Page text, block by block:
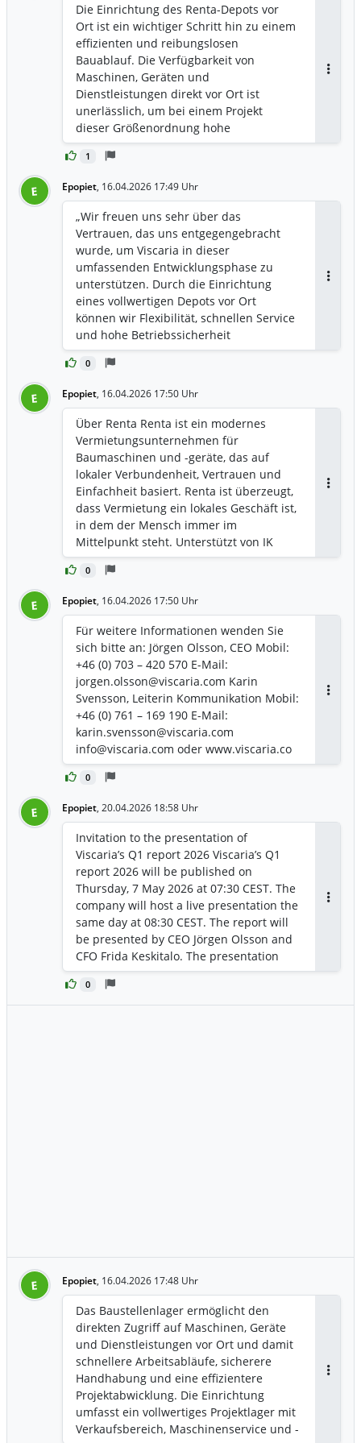
1
Die Einrichtung des Renta-Depots vor
Ort ist ein wichtiger Schritt hin zu einem
effizienten und reibungslosen
Bauablauf. Die Verfügbarkeit von
Maschinen, Geräten und
Dienstleistungen direkt vor Ort ist
unerlässlich, um bei einem Projekt
dieser Größenordnung hohe
Qualitätsstandards und ausreichende
Zeitpuffer zu gewährleisten. „Wir freuen
Zusammenarbeit“, so Fredrik Rova,
Projektleiter für Baustellenservices bei
Viscaria.
E Epopiet, 16.04.2026 17:49 Uhr
0
„Wir freuen uns sehr über das
Vertrauen, das uns entgegengebracht
wurde, um Viscaria in dieser
umfassenden Entwicklungsphase zu
unterstützen. Durch die Einrichtung
eines vollwertigen Depots vor Ort
können wir Flexibilität, schnellen Service
und hohe Betriebssicherheit
gewährleisten – allesamt
Voraussetzungen für einen
Projektablauf“, so Andreas Rosenius, Key
Account Manager Industry & Projects bei
Renta Equipment Rental.
E Epopiet, 16.04.2026 17:50 Uhr
0
Über Renta Renta ist ein modernes
Vermietungsunternehmen für
Baumaschinen und -geräte, das auf
lokaler Verbundenheit, Vertrauen und
Einfachheit basiert. Renta ist überzeugt,
dass Vermietung ein lokales Geschäft ist,
in dem der Mensch immer im
Mittelpunkt steht. Unterstützt von IK
Partners, ist Renta ein schwedisches
Full-Service-Unternehmen für die
mit dem Ziel, die Branche im gesamten
Ostseeraum zu modernisieren.
E Epopiet, 16.04.2026 17:50 Uhr
0
Für weitere Informationen wenden Sie
sich bitte an: Jörgen Olsson, CEO Mobil:
+46 (0) 703 – 420 570 E-Mail:
jorgen.olsson@viscaria.com Karin
Svensson, Leiterin Kommunikation Mobil:
+46 (0) 761 – 169 190 E-Mail:
karin.svensson@viscaria.com
info@viscaria.com oder www.viscaria.co
E Epopiet, 20.04.2026 18:58 Uhr
0
Invitation to the presentation of
Viscaria’s Q1 report 2026 Viscaria’s Q1
report 2026 will be published on
Thursday, 7 May 2026 at 07:30 CEST. The
company will host a live presentation the
same day at 08:30 CEST. The report will
be presented by CEO Jörgen Olsson and
CFO Frida Keskitalo. The presentation
will be held in English, include a Q&A
session and can be accessed
here: https://www.youtube.com/live/aPni
E Epopiet, 16.04.2026 17:48 Uhr
Das Baustellenlager ermöglicht den
direkten Zugriff auf Maschinen, Geräte
und Dienstleistungen vor Ort und damit
schnellere Arbeitsabläufe, sicherere
Handhabung und eine effizientere
Projektabwicklung. Die Einrichtung
umfasst ein vollwertiges Projektlager mit
Verkaufsbereich, Maschinenservice und -